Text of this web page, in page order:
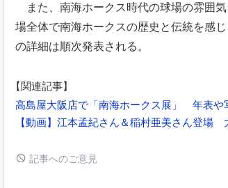
また、南海ホークス時代の球場の雰囲
場全体で南海ホークスの歴史と伝統を感
の詳細は順次発表される。
【関連記事】
高島屋大阪店で「南海ホークス展」 年表や
【動画】江本孟紀さん＆稲村亜美さん登場
記事へのご意見